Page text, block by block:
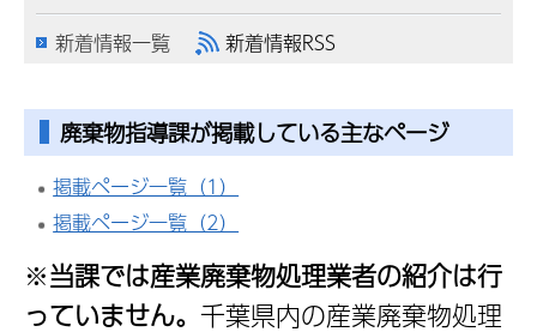
新着情報一覧
新着情報RSS
廃棄物指導課が掲載している主なページ
掲載ページ一覧（1）
掲載ページ一覧（2）
※当課では産業廃棄物処理業者の紹介は行
っていません。 千葉県内の産業廃棄物処理